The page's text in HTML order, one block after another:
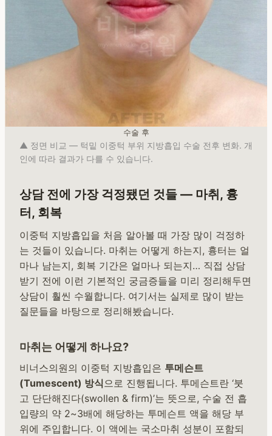
수술 후
▲ 정면 비교 — 턱밑 이중턱 부위 지방흡입 수술 전후 변화. 개
인에 따라 결과가 다를 수 있습니다.
상담 전에 가장 걱정됐던 것들 — 마취, 흉
터, 회복
이중턱 지방흡입을 처음 알아볼 때 가장 많이 걱정하
는 것들이 있습니다. 마취는 어떻게 하는지, 흉터는 얼
마나 남는지, 회복 기간은 얼마나 되는지… 직접 상담
받기 전에 이런 기본적인 궁금증들을 미리 정리해두면
상담이 훨씬 수월합니다. 여기서는 실제로 많이 받는
질문들을 바탕으로 정리해봤습니다.
마취는 어떻게 하나요?
비너스의원의 이중턱 지방흡입은 투메슨트
(Tumescent) 방식으로 진행됩니다. 투메슨트란 ‘붓
고 단단해진다(swollen & firm)’는 뜻으로, 수술 전 흡
입량의 약 2~3배에 해당하는 투메슨트 액을 해당 부
위에 주입합니다. 이 액에는 국소마취 성분이 포함되